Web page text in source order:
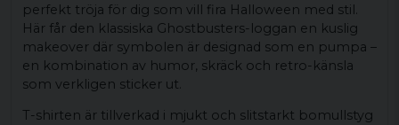
perfekt tröja för dig som vill fira Halloween med stil.
Här får den klassiska Ghostbusters-loggan en kuslig
makeover där symbolen är designad som en pumpa –
en kombination av humor, skräck och retro-känsla
som verkligen sticker ut.
T-shirten är tillverkad i mjukt och slitstarkt bomullstyg